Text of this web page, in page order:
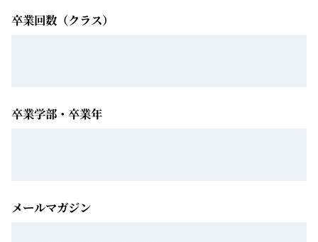
卒業回数（クラス）
卒業学部・卒業年
メールマガジン